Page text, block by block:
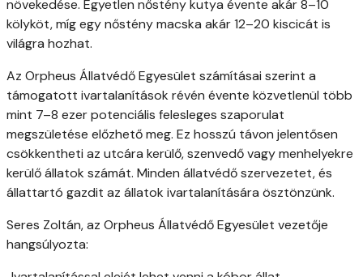
növekedése. Egyetlen nőstény kutya évente akár 8–10
kölyköt, míg egy nőstény macska akár 12–20 kiscicát is
világra hozhat.
Az Orpheus Állatvédő Egyesület számításai szerint a
támogatott ivartalanítások révén évente közvetlenül több
mint 7–8 ezer potenciális felesleges szaporulat
megszületése előzhető meg. Ez hosszú távon jelentősen
csökkentheti az utcára kerülő, szenvedő vagy menhelyekre
kerülő állatok számát. Minden állatvédő szervezetet, és
állattartó gazdit az állatok ivartalanítására ösztönzünk.
Seres Zoltán, az Orpheus Állatvédő Egyesület vezetője
hangsúlyozta: